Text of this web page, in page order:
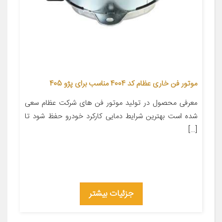
موتور فن خاری عظام کد 4004 مناسب برای پژو 405
معرفی محصول در تولید موتور فن های شرکت عظام سعی
شده است بهترین شرایط دمایی کارکرد خودرو حفظ شود تا
[…]
جزئیات بیشتر